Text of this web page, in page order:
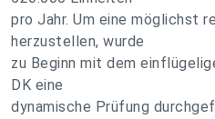
pro Jahr. Um eine möglichst
herzustellen, wurde
zu Beginn mit dem
DK eine
dynamische Prüfung